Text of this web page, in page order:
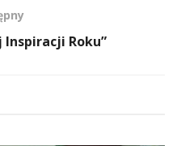
Inspiracji Roku”